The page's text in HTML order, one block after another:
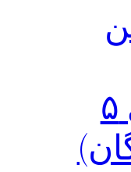
تلگرام(معرفی ۵